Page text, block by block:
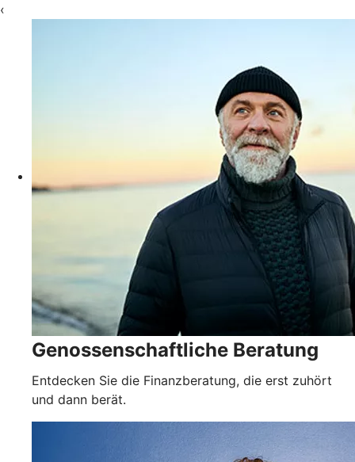
‹
Genossenschaftliche Beratung
Entdecken Sie die Finanzberatung, die erst zuhört
und dann berät.